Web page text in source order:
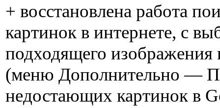
+ восстановлена работа
картинок в интернете, с
подходящего изображения
(меню Дополнительно —
недостающих картинок в